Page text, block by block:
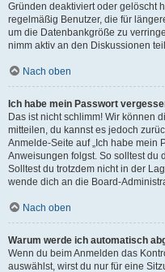
Gründen deaktiviert oder gelöscht
regelmäßig Benutzer, die für
um die Datenbankgröße zu
nimm aktiv an den Diskussionen
Nach oben
Ich habe mein Passwort
Das ist nicht schlimm! Wir können
mitteilen, du kannst es jedoch
Anmelde-Seite auf „Ich habe mein
Anweisungen folgst. So solltest du
Solltest du trotzdem nicht in der
wende dich an die Board-
Nach oben
Warum werde ich automatisch
Wenn du beim Anmelden das
auswählst, wirst du nur für eine